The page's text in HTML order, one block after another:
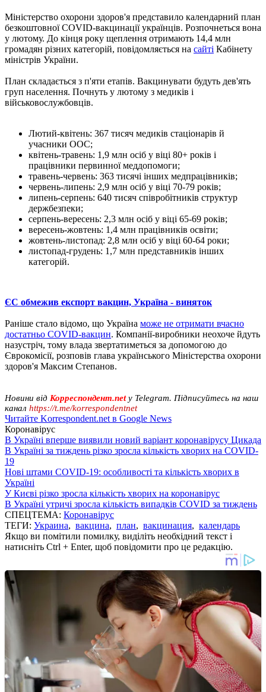
Міністерство охорони здоров'я представило календарний план
безкоштовної COVID-вакцинації українців. Розпочнеться вона
у лютому. До кінця року щеплення отримають 14,4 млн
громадян різних категорій, повідомляється на сайті Кабінету
міністрів України.
План складається з п'яти етапів. Вакцинувати будуть дев'ять
груп населення. Почнуть у лютому з медиків і
військовослужбовців.
Лютий-квітень: 367 тисяч медиків стаціонарів й
учасники ООС;
квітень-травень: 1,9 млн осіб у віці 80+ років і
працівники первинної меддопомоги;
травень-червень: 363 тисячі інших медпрацівників;
червень-липень: 2,9 млн осіб у віці 70-79 років;
липень-серпень: 640 тисяч співробітників структур
держбезпеки;
серпень-вересень: 2,3 млн осіб у віці 65-69 років;
вересень-жовтень: 1,4 млн працівників освіти;
жовтень-листопад: 2,8 млн осіб у віці 60-64 роки;
листопад-грудень: 1,7 млн ​​представників інших
категорій.
ЄС обмежив експорт вакцин, Україна - виняток
Раніше стало відомо, що Україна може не отримати вчасно
достатньо COVID-вакцин. Компанії-виробники неохоче йдуть
назустріч, тому влада звертатиметься за допомогою до
Єврокомісії, розповів глава українського Міністерства охорони
здоров'я Максим Степанов.
Новини від Корреспондент.netу Telegram. Підписуйтесь на наш
канал https://t.me/korrespondentnet
Читайте Korrespondent.net в Google News
Коронавірус
В Україні вперше виявили новий варіант коронавірусу Цикада
В Україні за тиждень різко зросла кількість хворих на COVID-
19
Нові штами COVID-19: особливості та кількість хворих в
Україні
У Києві різко зросла кількість хворих на коронавірус
В Україні утричі зросла кількість випадків COVID за тиждень
СПЕЦТЕМА: Коронавірус
ТЕГИ: Украина, вакцина, план, вакцинация, календарь
Якщо ви помітили помилку, виділіть необхідний текст і
натисніть Ctrl + Enter, щоб повідомити про це редакцію.